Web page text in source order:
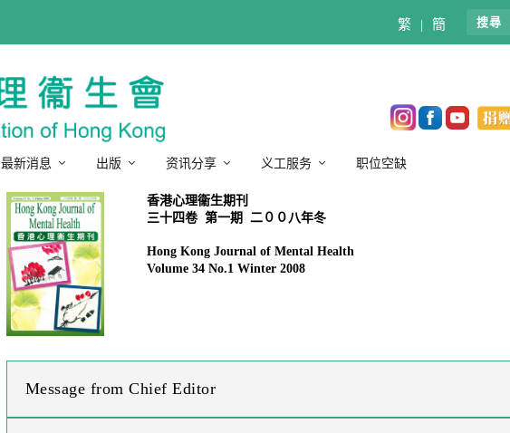
繁 |簡
最新消息 出版 资讯分享 义工服务 职位空缺
香港心理衞生期刊
三十四卷  第一期  二００八年冬
Hong Kong Journal of Mental Health
Volume 34 No.1 Winter 2008
Message from Chief Editor